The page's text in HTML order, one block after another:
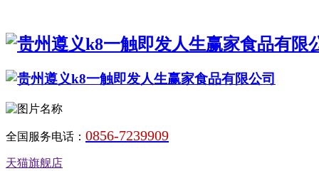
全国服务电话： 0856-7239909
天猫旗舰店